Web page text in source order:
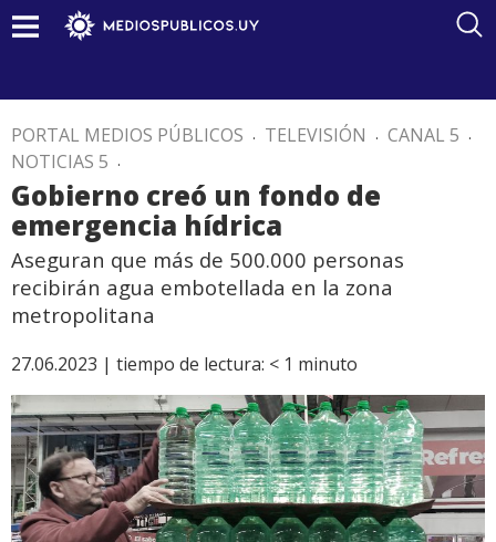
PORTAL MEDIOS PÚBLICOS . TELEVISIÓN . CANAL 5 .
NOTICIAS 5 .
Gobierno creó un fondo de
emergencia hídrica
Aseguran que más de 500.000 personas
recibirán agua embotellada en la zona
metropolitana
27.06.2023 | tiempo de lectura: < 1 minuto